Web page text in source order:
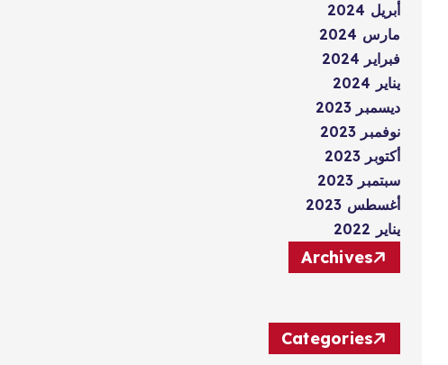
أبريل 2024
مارس 2024
فبراير 2024
يناير 2024
ديسمبر 2023
نوفمبر 2023
أكتوبر 2023
سبتمبر 2023
أغسطس 2023
يناير 2022
Archives
Categories